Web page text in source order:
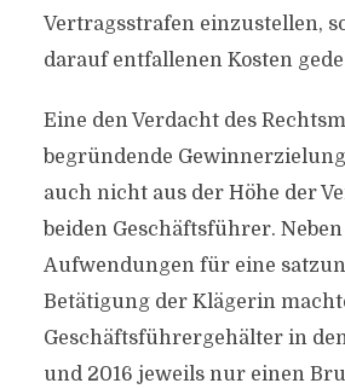
Vertragsstrafen einzustellen,
darauf entfallenen Kosten
Eine den Verdacht des
begründende
auch nicht aus der Höhe der
beiden Geschäftsführer.
Aufwendungen für eine
Betätigung der Klägerin
Geschäftsführergehälter in
und 2016 jeweils nur einen